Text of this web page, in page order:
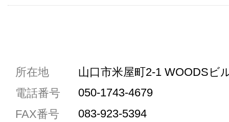
共通駐車券加盟店
所在地
山口市米屋町2-1 WOODSビ
電話番号
050-1743-4679
FAX番号
083-923-5394